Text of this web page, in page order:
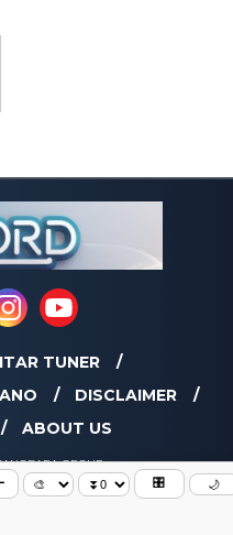
🎛️ 🌙
TUNER
DISCLAIMER
ABOUT US
GROUP